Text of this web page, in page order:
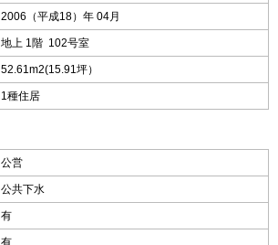
2006（平成18）年 04月
地上 1階 102号室
52.61m2(15.91坪）
1種住居
公営
公共下水
有
有